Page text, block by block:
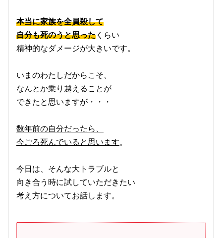
本当に家族を全員殺して
自分も死のうと思った くらい
精神的なダメージが大きいです。
いまのわたしだからこそ、
なんとか乗り越えることが
できたと思いますが・・・
数年前の自分だったら、
今ごろ死んでいると思います。
今日は、そんな大トラブルと
向き合う時に試していただきたい
考え方についてお話します。